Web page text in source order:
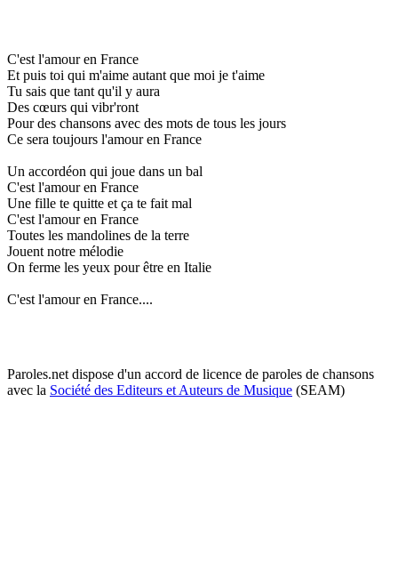
C'est l'amour en France
Et puis toi qui m'aime autant que moi je t'aime
Tu sais que tant qu'il y aura
Des cœurs qui vibr'ront
Pour des chansons avec des mots de tous les jours
Ce sera toujours l'amour en France
Un accordéon qui joue dans un bal
C'est l'amour en France
Une fille te quitte et ça te fait mal
C'est l'amour en France
Toutes les mandolines de la terre
Jouent notre mélodie
On ferme les yeux pour être en Italie
C'est l'amour en France....
Paroles.net dispose d'un accord de licence de paroles de chansons
avec la Société des Editeurs et Auteurs de Musique (SEAM)